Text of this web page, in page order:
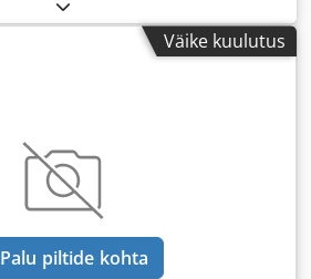
Väike kuulutus
Palu piltide kohta